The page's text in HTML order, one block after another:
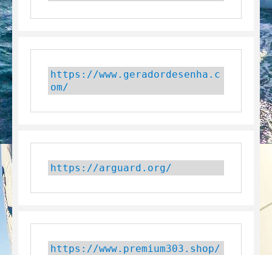
https://www.geradordesenha.c
om/
https://arguard.org/
https://www.premium303.shop/